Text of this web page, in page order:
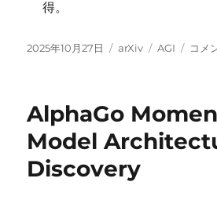
得。
投
2025年10月27日
カ
ー
arXiv
タ
AGI
A
に
コメ
AlphaGo
Model
Discovery